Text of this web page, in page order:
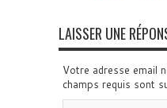
LAISSER UNE
Votre adresse email
champs requis sont